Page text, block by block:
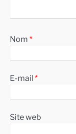
Nom *
E-mail *
Site web